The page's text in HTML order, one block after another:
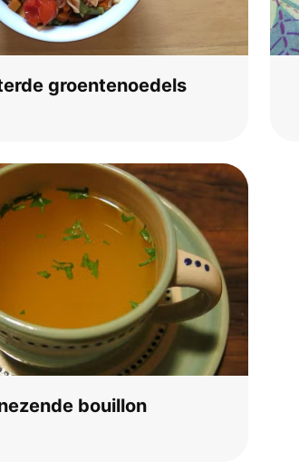
groentenoedels
bouillon